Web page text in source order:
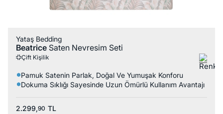
Yataş Bedding
Beatrice Saten Nevresim Seti
Çift Kişilik
Pamuk Satenin Parlak, Doğal Ve Yumuşak Konforu
Dokuma Sıklığı Sayesinde Uzun Ömürlü Kullanım Avantajı
2.299,90 TL